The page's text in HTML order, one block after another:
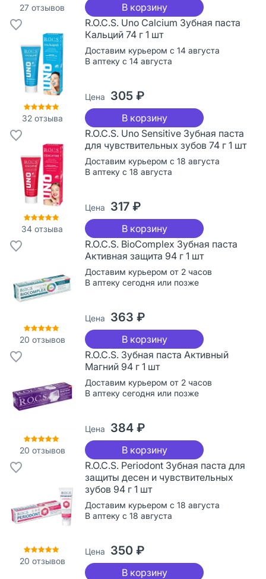
27 отзывов В корзину
32отзыва
R.O.C.S. Uno Calcium Зубная паста
Кальций 74 г 1 шт
Доставим курьером с 14 августа
В аптеку с 14 августа
Цена 305 ₽
В корзину
34 отзыва
R.O.C.S. Uno Sensitive Зубная паста
для чувствительных зубов 74 г 1 шт
Доставим курьером с 18 августа
В аптеку с 18 августа
Цена 317 ₽
В корзину
20 отзывов
R.O.C.S. BioComplex Зубная паста
Активная защита 94 г 1 шт
Доставим курьером от 2 часов
В аптеку сегодня или позже
Цена 363 ₽
В корзину
20 отзывов
R.O.C.S. Зубная паста Активный
Магний 94 г 1 шт
Доставим курьером от 2 часов
В аптеку сегодня или позже
Цена 384 ₽
В корзину
20 отзывов
R.O.C.S. Periodont Зубная паста для
защиты десен и чувствительных
зубов 94 г 1 шт
Доставим курьером с 18 августа
В аптеку с 18 августа
Цена 350 ₽
В корзину